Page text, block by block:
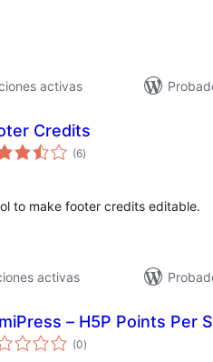
activas
Credits
(6total
de
)
to make footer credits editable.
activas
– H5P Points Per
(0total
de
)